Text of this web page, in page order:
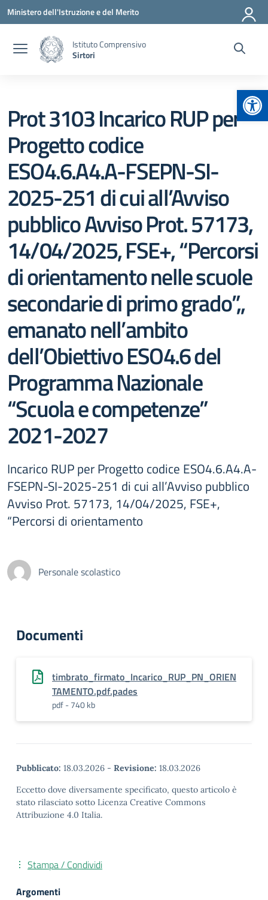
Vai ai contenuti
Vai al menu di navigazione
Vai al footer
Ministero dell'Istruzione e del Merito
Istituto Comprensivo
Sirtori
Prot 3103 Incarico RUP per
Progetto codice
ESO4.6.A4.A-FSEPN-SI-
2025-251 di cui all’Avviso
pubblico Avviso Prot. 57173,
14/04/2025, FSE+, “Percorsi
di orientamento nelle scuole
secondarie di primo grado”,,
emanato nell’ambito
dell’Obiettivo ESO4.6 del
Programma Nazionale
“Scuola e competenze”
2021-2027
Incarico RUP per Progetto codice ESO4.6.A4.A-
FSEPN-SI-2025-251 di cui all’Avviso pubblico
Avviso Prot. 57173, 14/04/2025, FSE+,
“Percorsi di orientamento
Personale scolastico
Documenti
timbrato_firmato_Incarico_RUP_PN_ORIEN
TAMENTO.pdf.pades
pdf - 740 kb
Pubblicato: 18.03.2026 - Revisione: 18.03.2026
Eccetto dove diversamente specificato, questo articolo è
stato rilasciato sotto Licenza Creative Commons
Attribuzione 4.0 Italia.
Stampa / Condividi
Argomenti